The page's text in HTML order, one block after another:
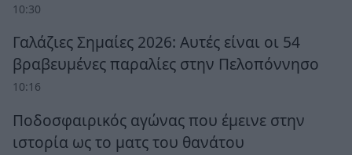
10:30
Γαλάζιες Σημαίες 2026: Αυτές είναι οι 54
βραβευμένες παραλίες στην Πελοπόννησο
10:16
Ποδοσφαιρικός αγώνας που έμεινε στην
ιστορία ως το ματς του θανάτου